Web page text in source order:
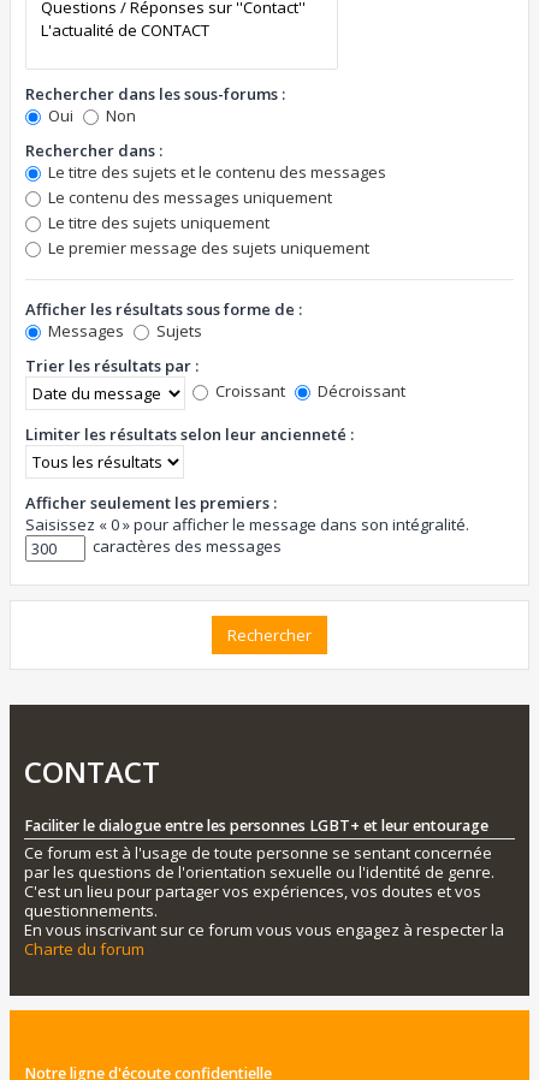
Rechercher dans les sous-forums :
Oui
Non
Rechercher dans :
Le titre des sujets et le contenu des messages
Le contenu des messages uniquement
Le titre des sujets uniquement
Le premier message des sujets uniquement
Afficher les résultats sous forme de :
Messages
Sujets
Trier les résultats par :
Croissant
Décroissant
Limiter les résultats selon leur ancienneté :
Afficher seulement les premiers :
Saisissez « 0 » pour afficher le message dans son intégralité.
caractères des messages
CONTACT
Faciliter le dialogue entre les personnes LGBT+ et leur entourage
Ce forum est à l'usage de toute personne se sentant concernée
par les questions de l'orientation sexuelle ou l'identité de genre.
C'est un lieu pour partager vos expériences, vos doutes et vos
questionnements.
En vous inscrivant sur ce forum vous vous engagez à respecter la
Charte du forum
Notre ligne d'écoute confidentielle